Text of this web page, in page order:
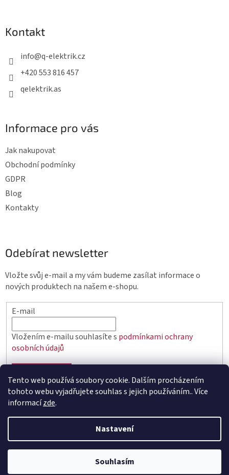
Tento web používá soubory cookie. Dalším procházením
tohoto webu vyjadřujete souhlas s jejich používáním.. Více
informacízde.
Nastavení
Souhlasím
p
aKontakt
info@q-elektrik.cz
+420 553 816 457
qelektrik.as
Informace pro vás
Jak nakupovat
Obchodní podmínky
GDPR
Blog
Kontakty
Odebírat newsletter
Vložte svůj e-mail a my vám budeme zasílat informace o
nových produktech na našem e-shopu.
E-mail
Vložením e-mailu souhlasíte s podmínkami ochrany
osobních údajů
Vytvořil Shoptet
Copyright 2026elektro.q-elektrik.cz. Všechna práva
vyhrazena.